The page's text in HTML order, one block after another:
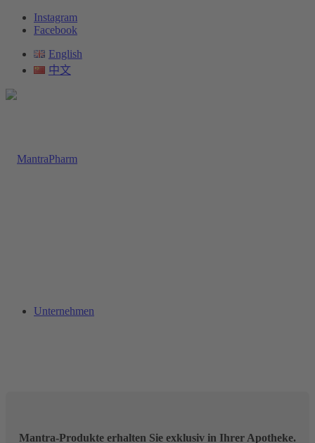
Instagram
Facebook
English
中文
Unternehmen
Mantra-Produkte erhalten Sie exklusiv in Ihrer Apotheke.